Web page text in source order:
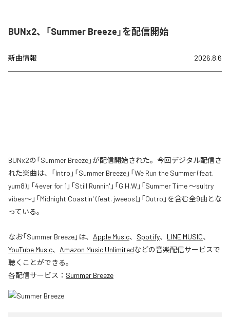
BUNx2、「Summer Breeze」を配信開始
新曲情報 2026.8.6
BUNx2の「Summer Breeze」が配信開始された。今回デジタル配信さ
れた楽曲は、「Intro」「Summer Breeze」「We Run the Summer (feat.
yum8)」「4ever for 1」「Still Runnin'」「G.H.W」「Summer Time 〜sultry
vibes〜」「Midnight Coastin' (feat. jweeos)」「Outro」を含む全9曲とな
っている。
なお「Summer Breeze」は、 Apple Music、 Spotify、 LINE MUSIC、
YouTube Music、 Amazon Music Unlimitedなどの音楽配信サービスで
聴くことができる。
各配信サービス： Summer Breeze